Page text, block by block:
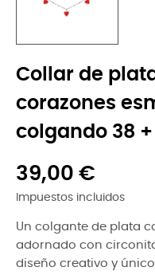
Collar de
corazones
colgando 38
39,00 €
Impuestos incluidos
Un colgante de plata
adornado con
diseño creativo y